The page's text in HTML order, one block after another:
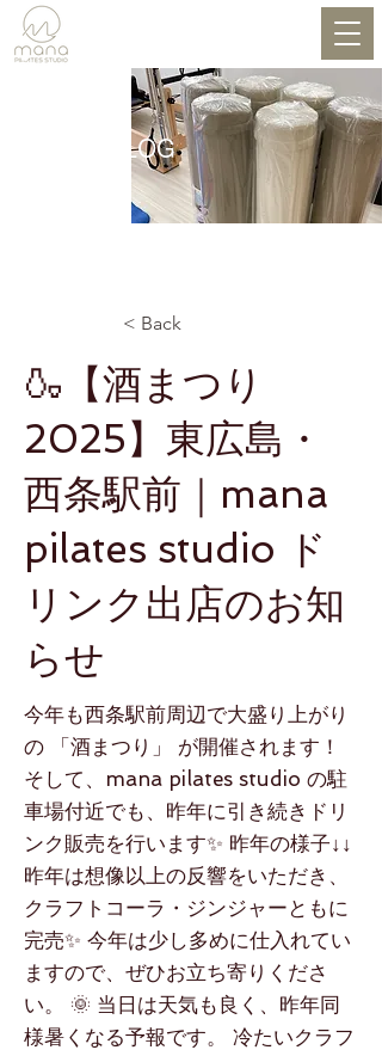
BLOG
< Back
🍶【酒まつり
2025】東広島・
西条駅前｜mana
pilates studio ド
リンク出店のお知
らせ
今年も西条駅前周辺で大盛り上がり
の 「酒まつり」 が開催されます！
そして、mana pilates studio の駐
車場付近でも、昨年に引き続きドリ
ンク販売を行います✨ 昨年の様子↓↓
昨年は想像以上の反響をいただき、
クラフトコーラ・ジンジャーともに
完売✨ 今年は少し多めに仕入れてい
ますので、ぜひお立ち寄りくださ
い。 🌞 当日は天気も良く、昨年同
様暑くなる予報です。 冷たいクラフ